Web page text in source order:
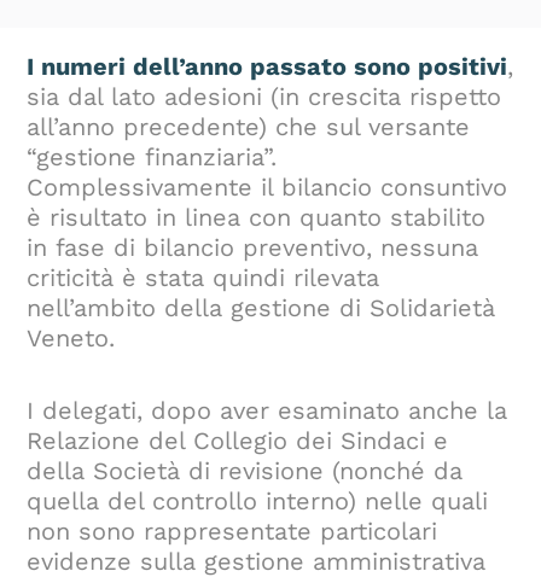
I numeri dell’anno passato sono positivi,
sia dal lato adesioni (in crescita rispetto
all’anno precedente) che sul versante
“gestione finanziaria”.
Complessivamente il bilancio consuntivo
è risultato in linea con quanto stabilito
in fase di bilancio preventivo, nessuna
criticità è stata quindi rilevata
nell’ambito della gestione di Solidarietà
Veneto.
I delegati, dopo aver esaminato anche la
Relazione del Collegio dei Sindaci e
della Società di revisione (nonché da
quella del controllo interno) nelle quali
non sono rappresentate particolari
evidenze sulla gestione amministrativa